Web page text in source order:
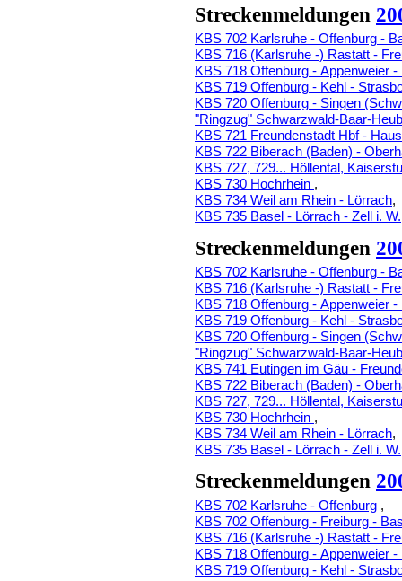
Streckenmeldungen
KBS 702 Karlsruhe - Offenburg -
KBS 716 (Karlsruhe -) Rastatt -
KBS 718 Offenburg - Appenweier
KBS 719 Offenburg - Kehl -
KBS 720 Offenburg - Singen
"Ringzug" Schwarzwald-Baar-
KBS 721 Freundenstadt Hbf -
KBS 722 Biberach (Baden) -
KBS 727, 729... Höllental,
KBS 730 Hochrhein ,
KBS 734 Weil am Rhein - Lörrach,
KBS 735 Basel - Lörrach - Zell i. W.
Streckenmeldungen
KBS 702 Karlsruhe - Offenburg -
KBS 716 (Karlsruhe -) Rastatt -
KBS 718 Offenburg - Appenweier
KBS 719 Offenburg - Kehl -
KBS 720 Offenburg - Singen
"Ringzug" Schwarzwald-Baar-
KBS 741 Eutingen im Gäu -
KBS 722 Biberach (Baden) -
KBS 727, 729... Höllental,
KBS 730 Hochrhein ,
KBS 734 Weil am Rhein - Lörrach,
KBS 735 Basel - Lörrach - Zell i. W.
Streckenmeldungen
KBS 702 Karlsruhe - Offenburg ,
KBS 702 Offenburg - Freiburg -
KBS 716 (Karlsruhe -) Rastatt -
KBS 718 Offenburg - Appenweier
KBS 719 Offenburg - Kehl -